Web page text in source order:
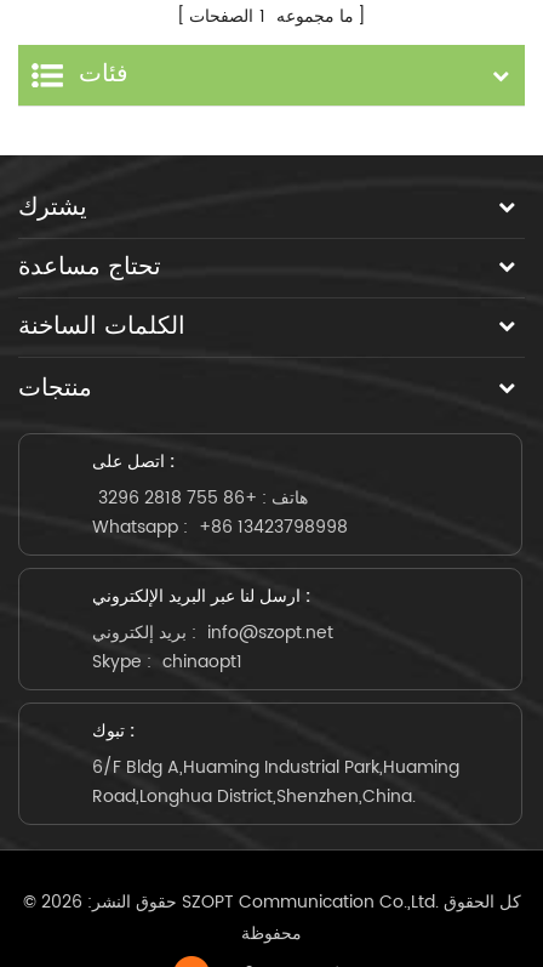
ما مجموعه 1 الصفحات
فئات
يشترك
تحتاج مساعدة
الكلمات الساخنة
منتجات
اتصل على :
هاتف : +86 755 2818 3296
Whatsapp : +86 13423798998
ارسل لنا عبر البريد الإلكتروني :
بريد إلكتروني : info@szopt.net
Skype : chinaopt1
تبوك :
6/F Bldg A,Huaming Industrial Park,Huaming
Road,Longhua District,Shenzhen,China.
© حقوق النشر: 2026 SZOPT Communication Co.,Ltd. كل الحقوق
محفوظة